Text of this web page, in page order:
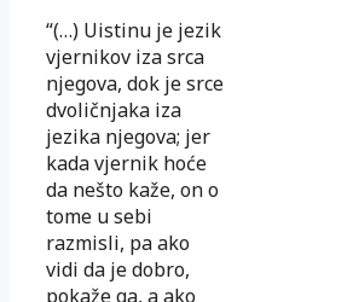
“(…) Uistinu je jezik
vjernikov iza srca
njegova, dok je srce
dvoličnjaka iza
jezika njegova; jer
kada vjernik hoće
da nešto kaže, on o
tome u sebi
razmisli, pa ako
vidi da je dobro,
pokaže ga, a ako